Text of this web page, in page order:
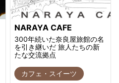
NARAYA CAFE
300年続いた奈良屋旅館の名
を引き継いだ 旅人たちの新
たな交流拠点
カフェ・スイーツ